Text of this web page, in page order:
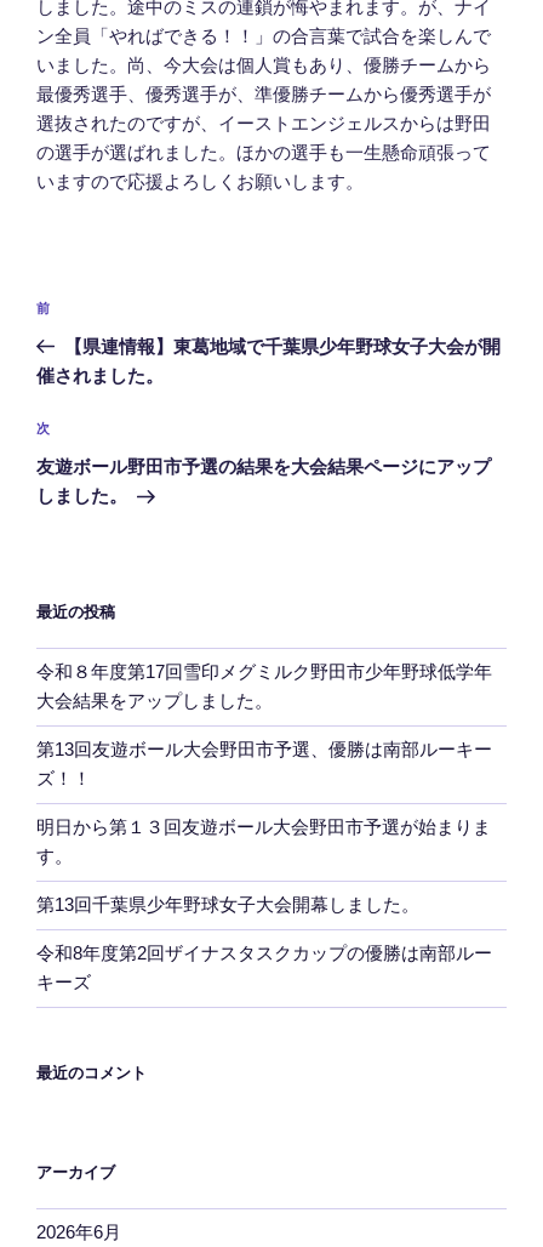
しました。途中のミスの連鎖が悔やまれます。が、ナイ
ン全員「やればできる！！」の合言葉で試合を楽しんで
いました。尚、今大会は個人賞もあり、優勝チームから
最優秀選手、優秀選手が、準優勝チームから優秀選手が
選抜されたのですが、イーストエンジェルスからは野田
の選手が選ばれました。ほかの選手も一生懸命頑張って
いますので応援よろしくお願いします。
投
ナ
ゲ
ー
シ
前
の
投
前
【県連情報】東葛地域で千葉県少年野球女子大会が開
催されました。
次
の
投
次
友遊ボール野田市予選の結果を大会結果ページにアップ
しました。
最近の投稿
令和８年度第17回雪印メグミルク野田市少年野球低学年
大会結果をアップしました。
第13回友遊ボール大会野田市予選、優勝は南部ルーキー
ズ！！
明日から第１３回友遊ボール大会野田市予選が始まりま
す。
第13回千葉県少年野球女子大会開幕しました。
令和8年度第2回ザイナスタスクカップの優勝は南部ルー
キーズ
最近のコメント
アーカイブ
2026年6月